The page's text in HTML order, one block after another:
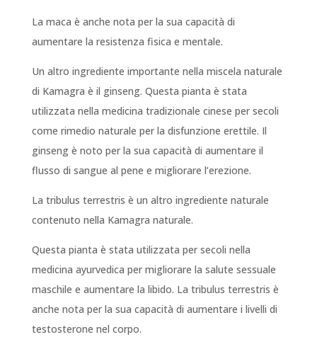
La maca è anche nota per la sua capacità di
aumentare la resistenza fisica e mentale.
Un altro ingrediente importante nella miscela naturale
di Kamagra è il ginseng. Questa pianta è stata
utilizzata nella medicina tradizionale cinese per secoli
come rimedio naturale per la disfunzione erettile. Il
ginseng è noto per la sua capacità di aumentare il
flusso di sangue al pene e migliorare l’erezione.
La tribulus terrestris è un altro ingrediente naturale
contenuto nella Kamagra naturale.
Questa pianta è stata utilizzata per secoli nella
medicina ayurvedica per migliorare la salute sessuale
maschile e aumentare la libido. La tribulus terrestris è
anche nota per la sua capacità di aumentare i livelli di
testosterone nel corpo.